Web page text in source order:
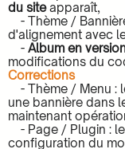
du siteapparaît,
- Thème /
d'alignement avec
- Album en
modifications du
Corrections
- Thème / Menu :
une bannière dans
maintenant
- Page / Plugin :
configuration du